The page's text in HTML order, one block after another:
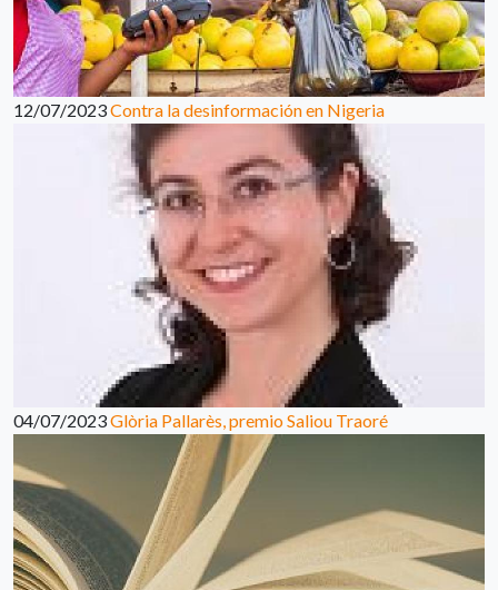
12/07/2023Contra la desinformación en Nigeria
04/07/2023Glòria Pallarès, premio Saliou Traoré